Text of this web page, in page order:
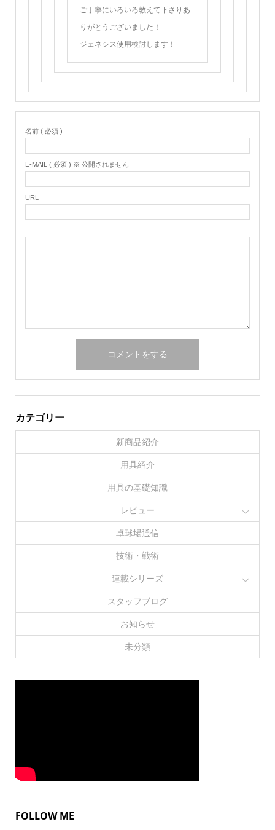
ご丁寧にいろいろ教えて下さりあ
りがとうございました！
ジェネシス使用検討します！
名前 ( 必須 )
E-MAIL ( 必須 ) ※ 公開されません
URL
カテゴリー
新商品紹介
用具紹介
用具の基礎知識
レビュー
卓球場通信
技術・戦術
連載シリーズ
スタッフブログ
お知らせ
未分類
FOLLOW ME